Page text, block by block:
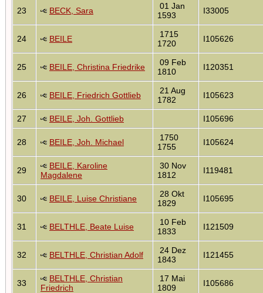
23 BECK, Sara
01 Jan
1593
I33005
24 BEILE
1715
1720
I105626
25 BEILE, Christina Friedrike
09 Feb
1810
I120351
26 BEILE, Friedrich Gottlieb
21 Aug
1782
I105623
27 BEILE, Joh. Gottlieb I105696
28 BEILE, Joh. Michael
1750
1755
I105624
29
BEILE, Karoline
Magdalene
30 Nov
1812
I119481
30 BEILE, Luise Christiane
28 Okt
1829
I105695
31 BELTHLE, Beate Luise
10 Feb
1833
I121509
32 BELTHLE, Christian Adolf
24 Dez
1843
I121455
33
BELTHLE, Christian
Friedrich
17 Mai
1809
I105686